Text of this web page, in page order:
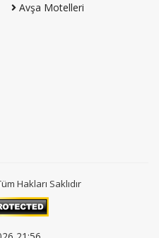
Avşa Motelleri
Hakları Saklıdır